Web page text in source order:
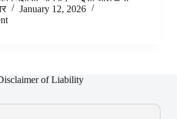
January 12, 2026
of Liability